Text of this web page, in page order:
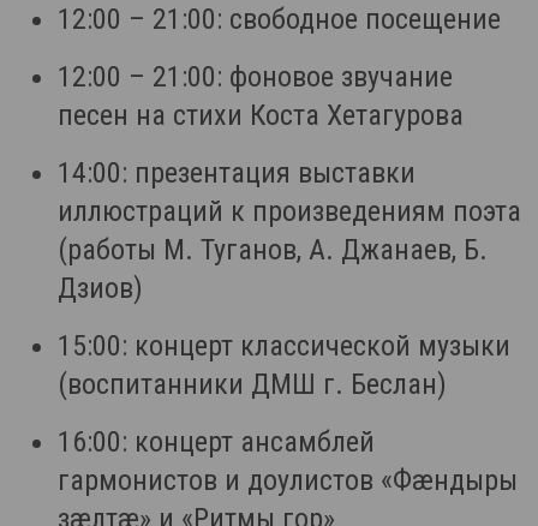
12:00 – 21:00: свободное посещение
12:00 – 21:00: фоновое звучание
песен на стихи Коста Хетагурова
14:00: презентация выставки
иллюстраций к произведениям поэта
(работы М. Туганов, А. Джанаев, Б.
Дзиов)
15:00: концерт классической музыки
(воспитанники ДМШ г. Беслан)
16:00: концерт ансамблей
гармонистов и доулистов «Фæндыры
зæлтæ» и «Ритмы гор»